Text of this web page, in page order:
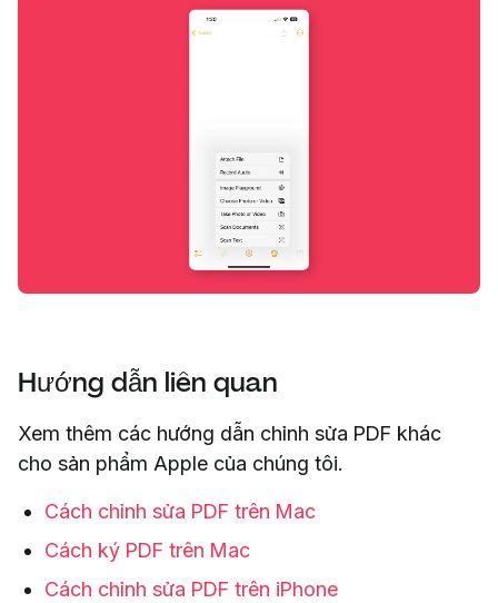
Hướng dẫn liên quan
Xem thêm các hướng dẫn chỉnh sửa PDF khác
cho sản phẩm Apple của chúng tôi.
Cách chỉnh sửa PDF trên Mac
Cách ký PDF trên Mac
Cách chỉnh sửa PDF trên iPhone